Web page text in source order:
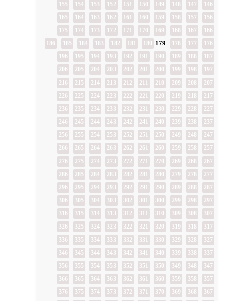
146
147
148
149
150
151
152
153
154
155
156
157
158
159
160
161
162
163
164
165
166
167
168
169
170
171
172
173
174
175
176
177
178
180
181
182
183
184
185
186
187
188
189
190
191
192
193
194
195
196
197
198
199
200
201
202
203
204
205
206
207
208
209
210
211
212
213
214
215
216
217
218
219
220
221
222
223
224
225
226
227
228
229
230
231
232
233
234
235
236
237
238
239
240
241
242
243
244
245
246
247
248
249
250
251
252
253
254
255
256
257
258
259
260
261
262
263
264
265
266
267
268
269
270
271
272
273
274
275
276
277
278
279
280
281
282
283
284
285
286
287
288
289
290
291
292
293
294
295
296
297
298
299
300
301
302
303
304
305
306
307
308
309
310
311
312
313
314
315
316
317
318
319
320
321
322
323
324
325
326
327
328
329
330
331
332
333
334
335
336
337
338
339
340
341
342
343
344
345
346
347
348
349
350
351
352
353
354
355
356
357
358
359
360
361
362
363
364
365
366
367
368
369
370
371
372
373
374
375
376